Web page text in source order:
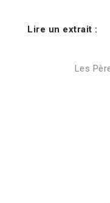
Lire un extrait :
Les